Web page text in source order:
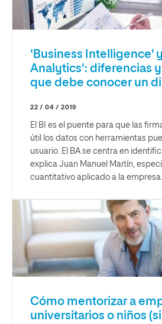
'Business Intelligence'
Analytics': diferencias
que debe conocer un
22 / 04 / 2019
El BI es el puente para que las
útil los datos con herramientas
usuario. El BA se centra en
explica Juan Manuel Martín,
cuantitativo aplicado a la empresa.
Cómo mentorizar a
universitarios o niños